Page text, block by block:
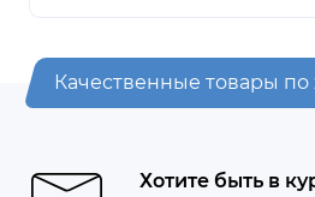
Качественные товары
Хотите быть в